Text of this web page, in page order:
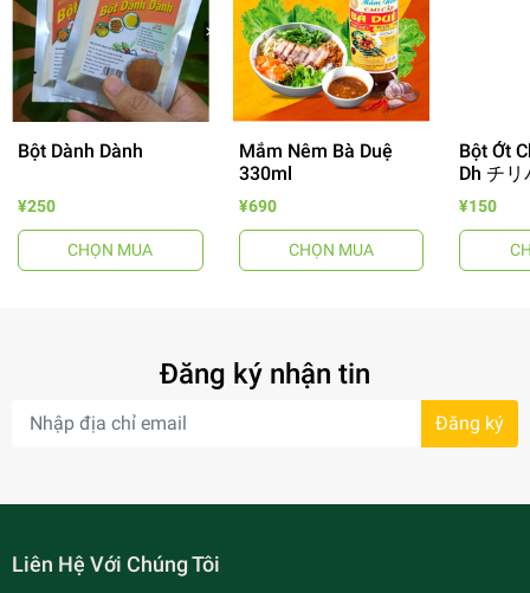
- 7%
Bột Dành Dành
¥250
CHỌN MUA
Mắm Nêm Bà Duệ
330ml
¥690
CHỌN MUA
Bột Ớt
Dh チ
¥150
Đăng ký nhận tin
Đăng ký
Liên Hệ Với Chúng Tôi